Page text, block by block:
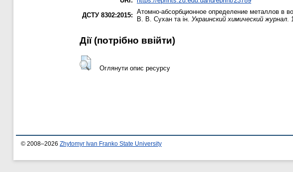
ДСТУ 8302:2015: Атомно-абсорбционное определение металлов в
В. В. Сухан та ін. Украинский химический журнал.
Дії ​​(потрібно ввійти)
Оглянути опис ресурсу
© 2008–2026 Zhytomyr Ivan Franko State University